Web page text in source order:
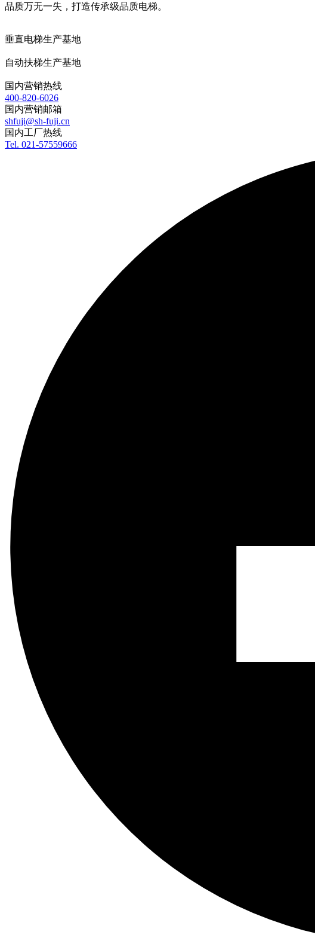
品质万无一失，打造传承级品质电梯。
垂直电梯生产基地
自动扶梯生产基地
国内营销热线
400-820-6026
国内营销邮箱
shfuji@sh-fuji.cn
国内工厂热线
Tel. 021-57559666